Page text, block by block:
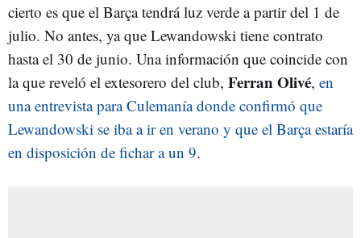
cierto es que el Barça tendrá luz verde a partir del 1 de
julio. No antes, ya que Lewandowski tiene contrato
hasta el 30 de junio. Una información que coincide con
la que reveló el extesorero del club, FerranOlivé, en
una entrevista para Culemanía donde confirmó que
Lewandowski se iba a ir en verano y que el Barça estaría
en disposición de fichar a un 9.